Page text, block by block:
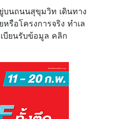
บนถนนสุขุมวิท เดินทาง
รือโครงการจริง ทำเล
บียนรับข้อมูล คลิก